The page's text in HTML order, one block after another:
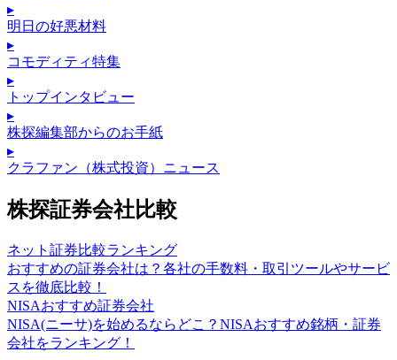
▸
明日の好悪材料
▸
コモディティ特集
▸
トップインタビュー
▸
株探編集部からのお手紙
▸
クラファン（株式投資）ニュース
株探証券会社比較
ネット証券比較ランキング
おすすめの証券会社は？各社の手数料・取引ツールやサービ
スを徹底比較！
NISAおすすめ証券会社
NISA(ニーサ)を始めるならどこ？NISAおすすめ銘柄・証券
会社をランキング！